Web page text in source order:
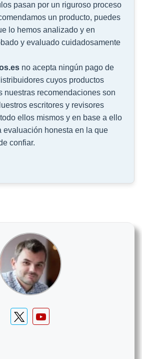
pasan por un riguroso proceso
un producto, puedes
lo hemos analizado y en
y evaluado cuidadosamente
no acepta ningún pago de
cuyos productos
nuestras recomendaciones son
escritores y revisores
ellos mismos y en base a ello
evaluación honesta en la que
confiar.